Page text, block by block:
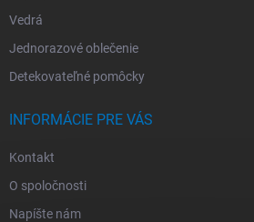
Vedrá
Jednorazové oblečenie
Detekovateľné pomôcky
INFORMÁCIE PRE VÁS
Kontakt
O spoločnosti
Napíšte nám